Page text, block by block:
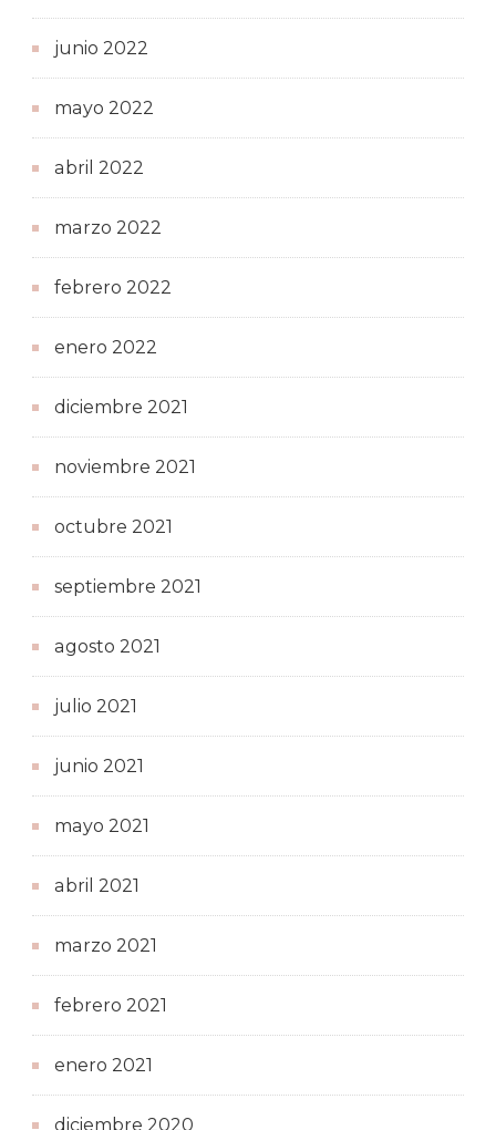
junio 2022
mayo 2022
abril 2022
marzo 2022
febrero 2022
enero 2022
diciembre 2021
noviembre 2021
octubre 2021
septiembre 2021
agosto 2021
julio 2021
junio 2021
mayo 2021
abril 2021
marzo 2021
febrero 2021
enero 2021
diciembre 2020